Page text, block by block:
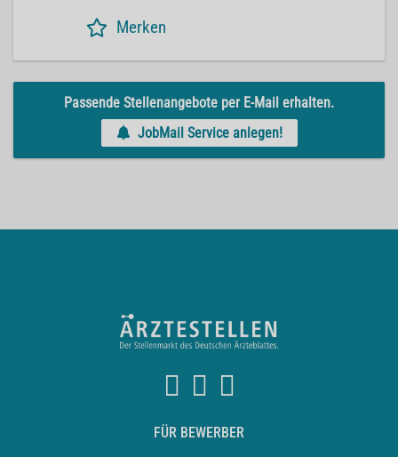
Merken
Passende Stellenangebote per E-Mail erhalten.
JobMail Service anlegen!
FÜR BEWERBER